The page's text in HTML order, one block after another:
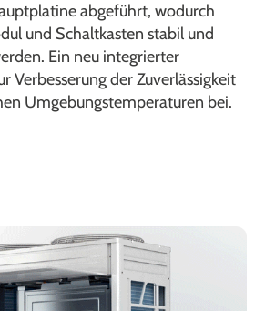
abgeführt, wodurch
und Schaltkasten stabil und
Ein neu integrierter
Verbesserung der Zuverlässigkeit
Umgebungstemperaturen bei.